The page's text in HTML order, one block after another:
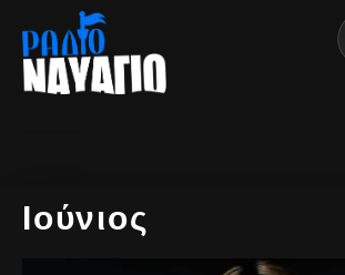
Ιούνιος